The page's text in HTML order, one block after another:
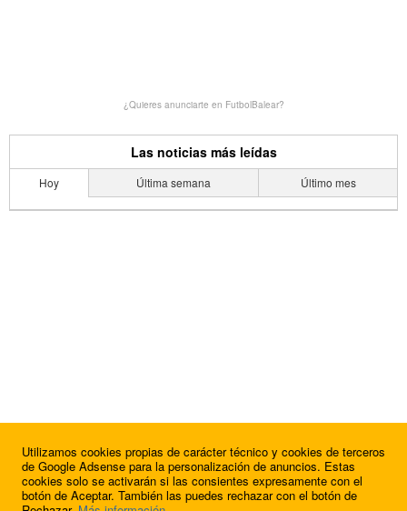
¿Quieres anunciarte en FutbolBalear?
Las noticias más leídas
Hoy Última semana Último mes
Utilizamos cookies propias de carácter técnico y cookies de terceros
de Google Adsense para la personalización de anuncios. Estas
cookies solo se activarán si las consientes expresamente con el
botón de Aceptar. También las puedes rechazar con el botón de